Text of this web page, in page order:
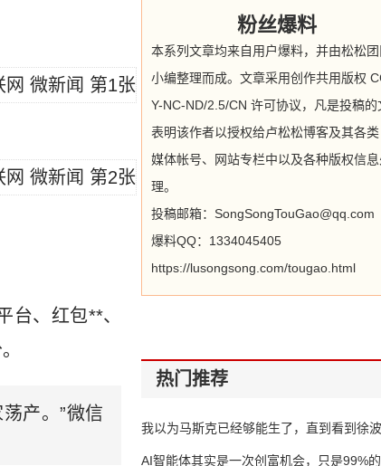
、红包**、
产。”微信
粉丝爆料
本系列文章均来自用户爆料，并由松松
小编整理而成。文章采用创作共用版权
Y-NC-ND/2.5/CN 许可协议，凡是投稿的
表明该作者以授权给卢松松博客及其各
媒体帐号、网站专栏中以及各种版权信
理。
投稿邮箱：SongSongTouGao@qq.com
爆料QQ：1334045405
https://lusongsong.com/tougao.html
热门推荐
我以为马斯克已经够能生了，直到看到
AI智能体其实是一次创富机会，只是99%